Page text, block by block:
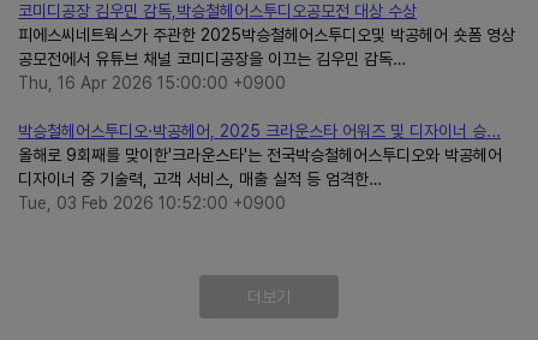
코미디공장 김우민 감독,박승철헤어스투디오공모전 대상 수상
피에스씨네트웍스가 주관한 2025박승철헤어스투디오및 박공헤어 숏폼 영상
공모전에서 유튜브 채널 코미디공장을 이끄는 김우민 감독…
Thu, 16 Apr 2026 15:00:00 +0900
박승철헤어스투디오·박공헤어, 2025 크라운스타 어워즈 및 디자이너 승...
올해로 9회째를 맞이한'크라운스타'는 전국박승철헤어스투디오와 박공헤어
디자이너 중 기술력, 고객 서비스, 매출 실적 등 엄격한…
Tue, 03 Feb 2026 10:52:00 +0900
더보기